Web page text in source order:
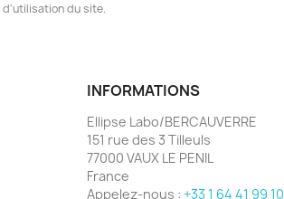
du site.
INFORMATIONS
Ellipse Labo/BERCAUVERRE
151 rue des 3 Tilleuls
77000 VAUX LE PENIL
France
Appelez-nous : +33 1 64 41 99 10